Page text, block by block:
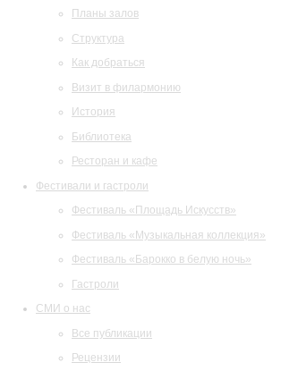
Планы залов
Структура
Как добраться
Визит в филармонию
История
Библиотека
Ресторан и кафе
Фестивали и гастроли
Фестиваль «Площадь Искусств»
Фестиваль «Музыкальная коллекция»
Фестиваль «Барокко в белую ночь»
Гастроли
СМИ о нас
Все публикации
Рецензии